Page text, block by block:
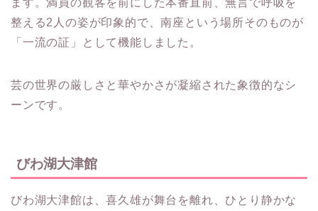
ます。満員の観客を前にした本番直前、無言で呼吸を
整える2人の姿が印象的で、南座という場所そのものが
「一流の証」として機能しました。
芸の世界の厳しさと華やかさが凝縮された象徴的なシ
ーンです。
びわ湖大津館
びわ湖大津館は、喜久雄が舞台を離れ、ひとり静かな